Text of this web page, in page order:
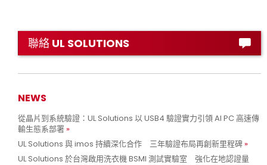
聯絡 UL SOLUTIONS
NEWS
從晶片到系統驗證：UL Solutions 以 USB4 驗證實力引領 AI PC 高速傳
輸生態系部署
UL Solutions 與 imos 持續深化合作 三年驗證布局再創新里程碑
UL Solutions 於台灣啟用洗衣機 BSMI 測試實驗室 強化在地認證量